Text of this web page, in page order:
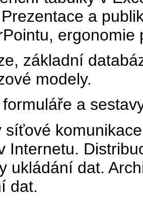
a
ergonomie
základní
modely.
formuláře a
síťové
Internetu.
ukládání dat.
dat.